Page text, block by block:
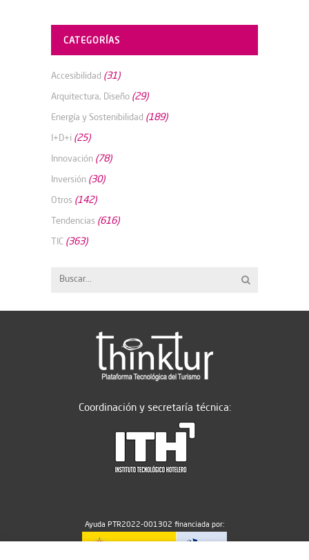
CATEGORÍAS
Accesibilidad (31)
Arquitectura, Diseño (29)
Energía y Sostenibilidad (189)
I+D+i (25)
Innovación (78)
Inversión (30)
Otros (142)
Tendencias (616)
TIC (363)
Coordinación y secretaría técnica:
Ayuda PTR2022-001302 financiada por: